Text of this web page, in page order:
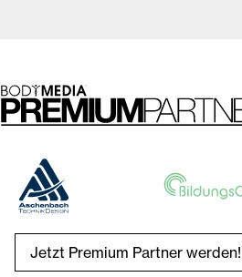
Jetzt Premium Partner werden!